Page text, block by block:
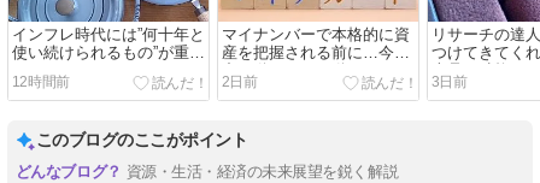
インフレ時代には”何十年と
使い続けられるもの”が重宝
していく。
12時間前
マイナンバーで本格的に資
産を把握される前に…今年
中に動けるだけ動こう。
2日前
リサーチの達
つけてきてく
古品が破格で
3日前
このブログのここがポイント
資源・生活・経済の未来展望を鋭く解説